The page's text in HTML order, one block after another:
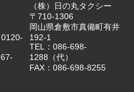
（株）日の丸タクシー
〒710-1306
岡山県倉敷市真備町有井
192-1
TEL：086-698-
1288（代）
FAX：086-698-8255